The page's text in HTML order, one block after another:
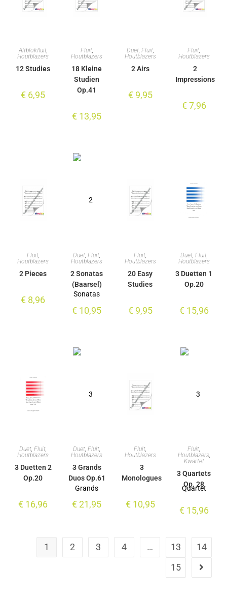
Altblokfluit,
Houtblazers
12 Studies
€ 6,95
Fluit,
Houtblazers
18 Kleine
Studien
Op.41
€ 13,95
Duet, Fluit,
Houtblazers
2 Airs
€9,95
Fluit,
Houtblazers
2
Impressions
€7,96
Fluit,
Houtblazers
2 Pieces
€ 8,96
Duet ,Fluit
Houtblazers
2 Sonatas
(Baarsel)
€ 10,95
Fluit
Houtblazers
20 Easy
Studies
€9,95
Duet, Fluit,
Houtblazers
3 Duetten 1
Op.20
€15,96
Duet,Fluit,
Houtblazers
3 Duetten 2
Op.20
€ 16,96
Duet,Fluit,
Houtblazers
3 Grands
Duos Op.61
€21,95
Fluit,
Houtblazers
3
Monologues
€10,95
Fluit,
Houtblazers,
Kwartet
3 Quartets
Op. 28
€15,96
1 2 3 4 … 13
14
15